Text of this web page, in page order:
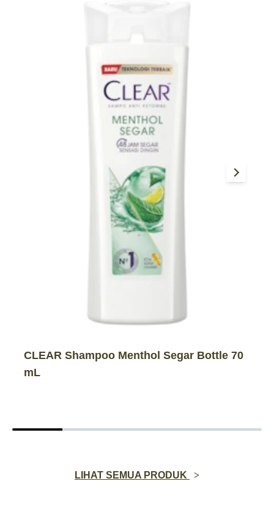
CLEAR Shampoo Menthol Segar Bottle 70
mL
LIHAT SEMUA PRODUK